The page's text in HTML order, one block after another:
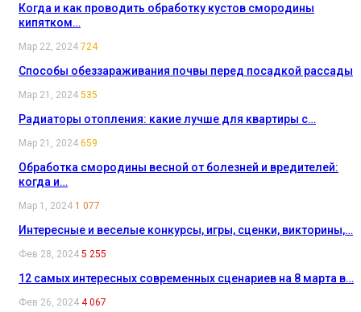
Когда и как проводить обработку кустов смородины
кипятком…
Мар 22, 2024 724
Способы обеззараживания почвы перед посадкой рассады
Мар 21, 2024 535
Радиаторы отопления: какие лучше для квартиры с…
Мар 21, 2024 659
Обработка смородины весной от болезней и вредителей:
когда и…
Мар 1, 2024 1 077
Интересные и веселые конкурсы, игры, сценки, викторины,…
Фев 28, 2024 5 255
12 самых интересных современных сценариев на 8 марта в…
Фев 26, 2024 4 067